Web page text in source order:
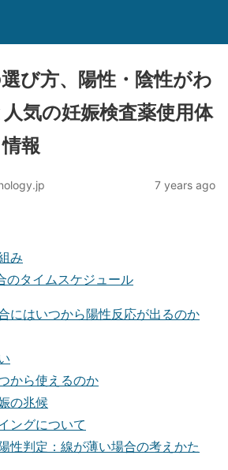
び方、陽性・陰性がわ
気の妊娠検査薬使用体
報
7 years ago
み
のタイムスケジュール
にはいつから陽性反応が出るのか
から使えるのか
の兆候
ングについて
性判定：線が薄い場合の考えかた